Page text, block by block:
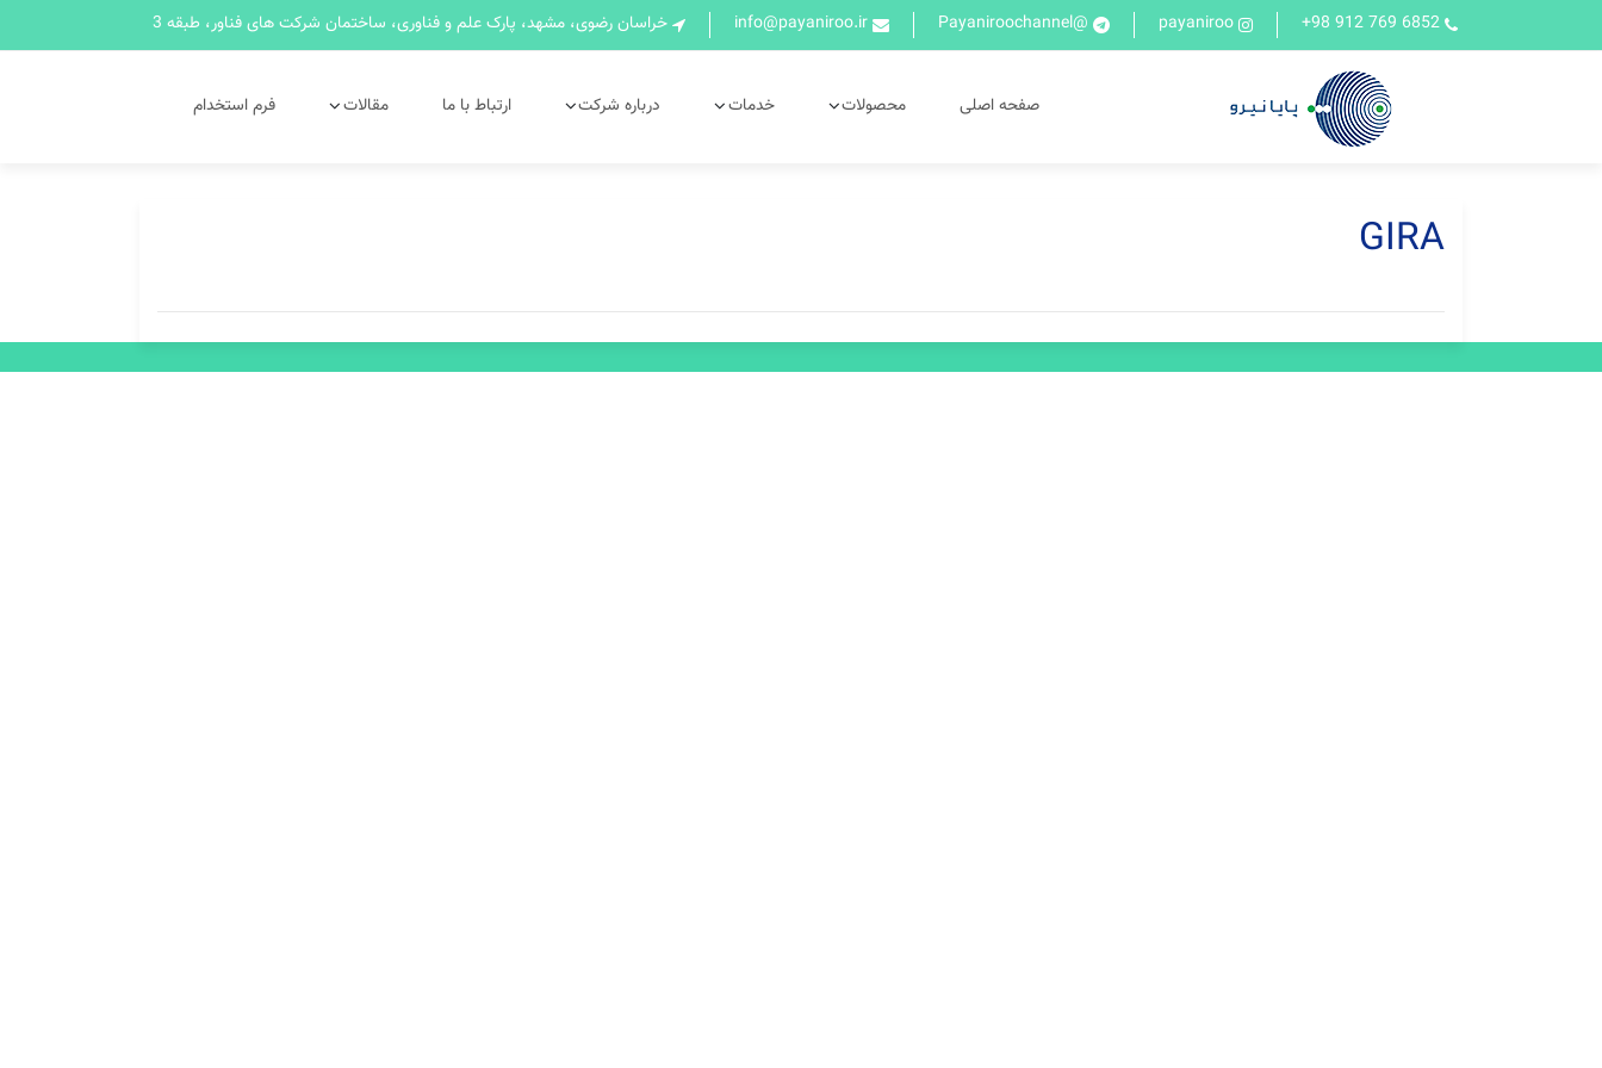
6852 769 912 98+
payaniroo
@Payaniroochannel
info@payaniroo.ir خراسان رضوی، مشهد، پارک علم و فناوری، ساختمان شرکت های فناور، طبقه 3
صفحه اصلی محصولات خدمات درباره شرکت ارتباط با ما مقالات فرم استخدام
GIRA